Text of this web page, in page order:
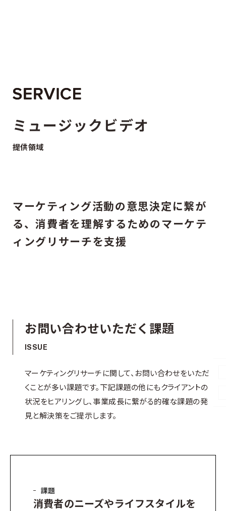
ミュージックビデオ
提供領域
マーケティング活動の意思決定に繋が
る、消費者を理解するためのマーケテ
ィングリサーチを支援
お問い合わせいただく課題
ISSUE
マーケティングリサーチに関して、お問い合わせをいただ
くことが多い課題です。下記課題の他にもクライアントの
状況をヒアリングし、事業成長に繋がる的確な課題の発
見と解決策をご提示します。
課題
消費者のニーズやライフスタイルを